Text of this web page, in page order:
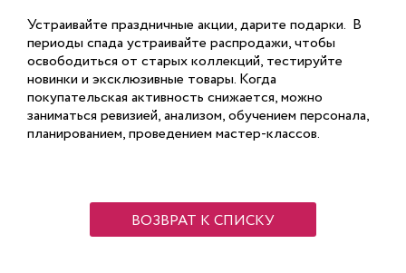
Устраивайте праздничные акции, дарите подарки. В
периоды спада устраивайте распродажи, чтобы
освободиться от старых коллекций, тестируйте
новинки и эксклюзивные товары. Когда
покупательская активность снижается, можно
заниматься ревизией, анализом, обучением персонала,
планированием, проведением мастер-классов.
ВОЗВРАТ К СПИСКУ